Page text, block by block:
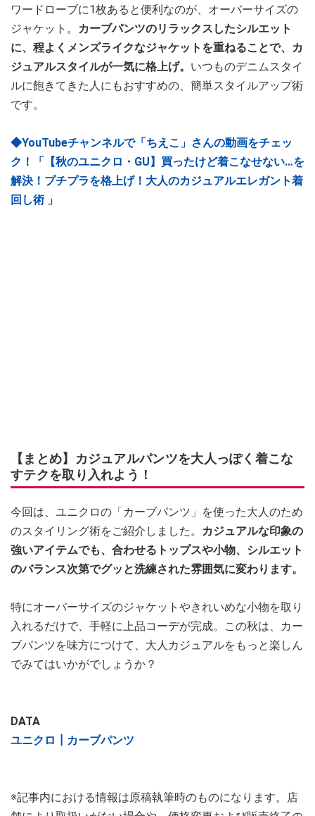
ワードローブに1枚あると便利なのが、オーバーサイズの
ジャケット。 カーブパンツのリラックスしたシルエット
に、程よくメンズライクなジャケットを重ねることで、カ
ジュアルスタイルが一気に格上げ。 いつものデニムスタイ
ルに飽きてきた人にもおすすめの、簡単スタイルアップ術
です。
◆YouTubeチャンネルで「ちえこ」さんの動画をチェッ
ク！「【秋のユニクロ・GU】買ったけど着こなせない…を
解決！プチプラを格上げ！大人のカジュアルエレガント着
回し術 」
【まとめ】カジュアルパンツを大人っぽく着こな
すテクを取り入れよう！
今回は、ユニクロの「カーブパンツ」を使った大人のため
のスタイリング術をご紹介しました。 カジュアルな印象の
強いアイテムでも、合わせるトップスや小物、シルエット
のバランス次第でグッと洗練された雰囲気に変わります。
特にオーバーサイズのジャケットやきれいめな小物を取り
入れるだけで、手軽に上品コーデが完成。この秋は、カー
ブパンツを味方につけて、大人カジュアルをもっと楽しん
でみてはいかがでしょうか？
DATA
ユニクロ┃カーブパンツ
※記事内における情報は原稿執筆時のものになります。店